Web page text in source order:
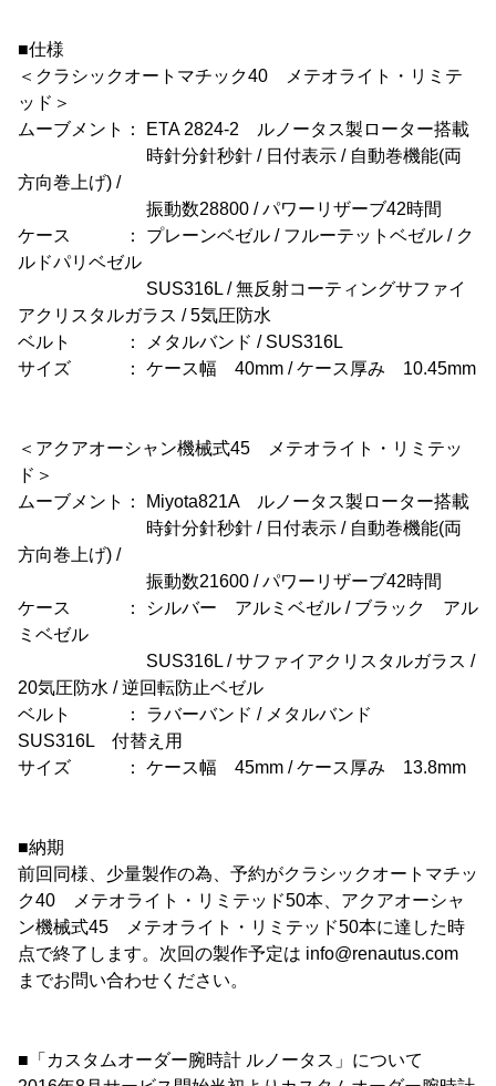
■仕様
＜クラシックオートマチック40 メテオライト・リミテ
ッド＞
ムーブメント： ETA 2824-2 ルノータス製ローター搭載
時針分針秒針 / 日付表示 / 自動巻機能(両
方向巻上げ) /
振動数28800 / パワーリザーブ42時間
ケース ： プレーンベゼル / フルーテットベゼル / ク
ルドパリベゼル
SUS316L / 無反射コーティングサファイ
アクリスタルガラス / 5気圧防水
ベルト ： メタルバンド / SUS316L
サイズ ： ケース幅 40mm / ケース厚み 10.45mm
＜アクアオーシャン機械式45 メテオライト・リミテッ
ド＞
ムーブメント： Miyota821A ルノータス製ローター搭載
時針分針秒針 / 日付表示 / 自動巻機能(両
方向巻上げ) /
振動数21600 / パワーリザーブ42時間
ケース ： シルバー アルミベゼル / ブラック アル
ミベゼル
SUS316L / サファイアクリスタルガラス /
20気圧防水 / 逆回転防止ベゼル
ベルト ： ラバーバンド / メタルバンド
SUS316L 付替え用
サイズ ： ケース幅 45mm / ケース厚み 13.8mm
■納期
前回同様、少量製作の為、予約がクラシックオートマチッ
ク40 メテオライト・リミテッド50本、アクアオーシャ
ン機械式45 メテオライト・リミテッド50本に達した時
点で終了します。次回の製作予定は info@renautus.com
までお問い合わせください。
■「カスタムオーダー腕時計 ルノータス」について